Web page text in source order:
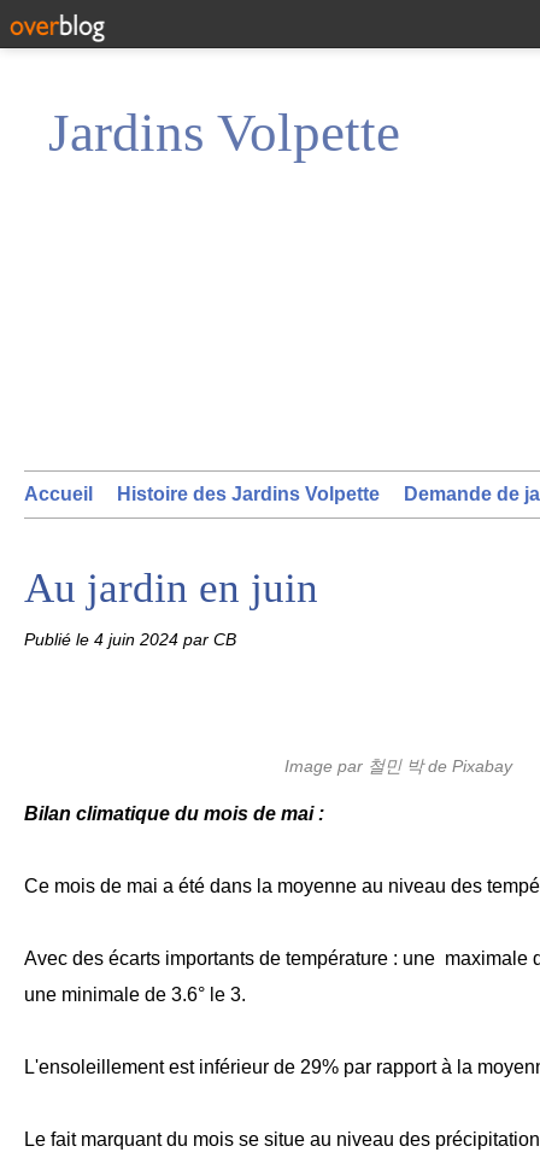
Jardins Volpette
Accueil Histoire des Jardins Volpette Demande de
Au jardin en juin
Publié le 4 juin 2024 par CB
Image par 철민 박 de Pixabay
Bilan climatique du mois de mai :
Ce mois de mai a été dans la moyenne au niveau des
Avec des écarts importants de température : une maximale
une minimale de 3.6° le 3.
L'ensoleillement est inférieur de 29% par rapport à la
Le fait marquant du mois se situe au niveau des